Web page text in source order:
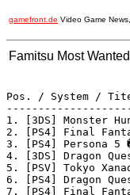
gamefront.de Video Game
Famitsu Most
Pos. / System /
1. [3DS] Monster
2. [PS4] Final
3. [PS4] Persona 5
4. [3DS] Dragon
5. [PSV] Tokyo
6. [PS4] Dragon
7. [PS4] Final